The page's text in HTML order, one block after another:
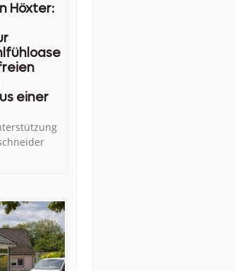
Höxter:
einer